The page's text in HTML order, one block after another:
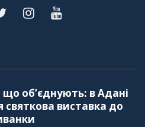
що об’єднують: в Адані
святкова виставка до